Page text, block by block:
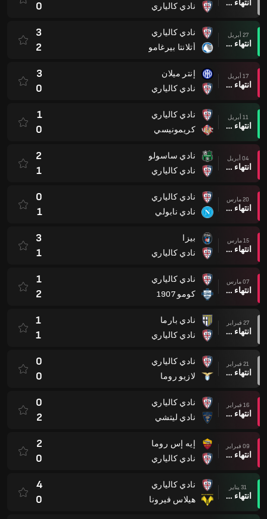
انتهاء وقت المباراة
نادي كالياري
0
27 أبريل
انتهاء وقت المباراة
نادي كالياري
أتلانتا بيرغامو
3
2
17 أبريل
انتهاء وقت المباراة
إنتر ميلان
نادي كالياري
3
0
11 أبريل
انتهاء وقت المباراة
نادي كالياري
كريمونيسي
1
0
04 أبريل
انتهاء وقت المباراة
نادي ساسولو
نادي كالياري
2
1
20 مارس
انتهاء وقت المباراة
نادي كالياري
نادي نابولي
0
1
15 مارس
انتهاء وقت المباراة
بيزا
نادي كالياري
3
1
07 مارس
انتهاء وقت المباراة
نادي كالياري
كومو 1907
1
2
27 فبراير
انتهاء وقت المباراة
نادي بارما
نادي كالياري
1
1
21 فبراير
انتهاء وقت المباراة
نادي كالياري
لازيو روما
0
0
16 فبراير
انتهاء وقت المباراة
نادي كالياري
نادي ليتشي
0
2
09 فبراير
انتهاء وقت المباراة
إيه إس روما
نادي كالياري
2
0
31 يناير
انتهاء وقت المباراة
نادي كالياري
هيلاس فيرونا
4
0